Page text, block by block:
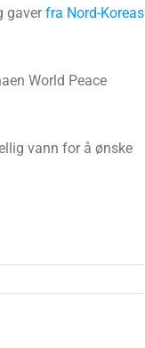
gaverfra Nord-Koreas
World Peace
vann for å ønske